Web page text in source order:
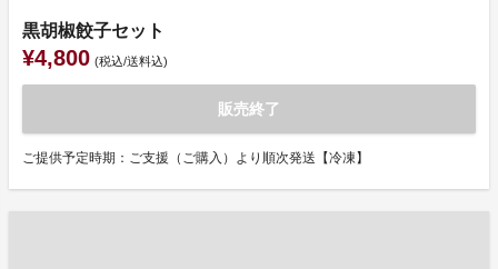
黒胡椒餃子セット
¥4,800 (税込/送料込)
販売終了
ご提供予定時期：ご支援（ご購入）より順次発送【冷凍】